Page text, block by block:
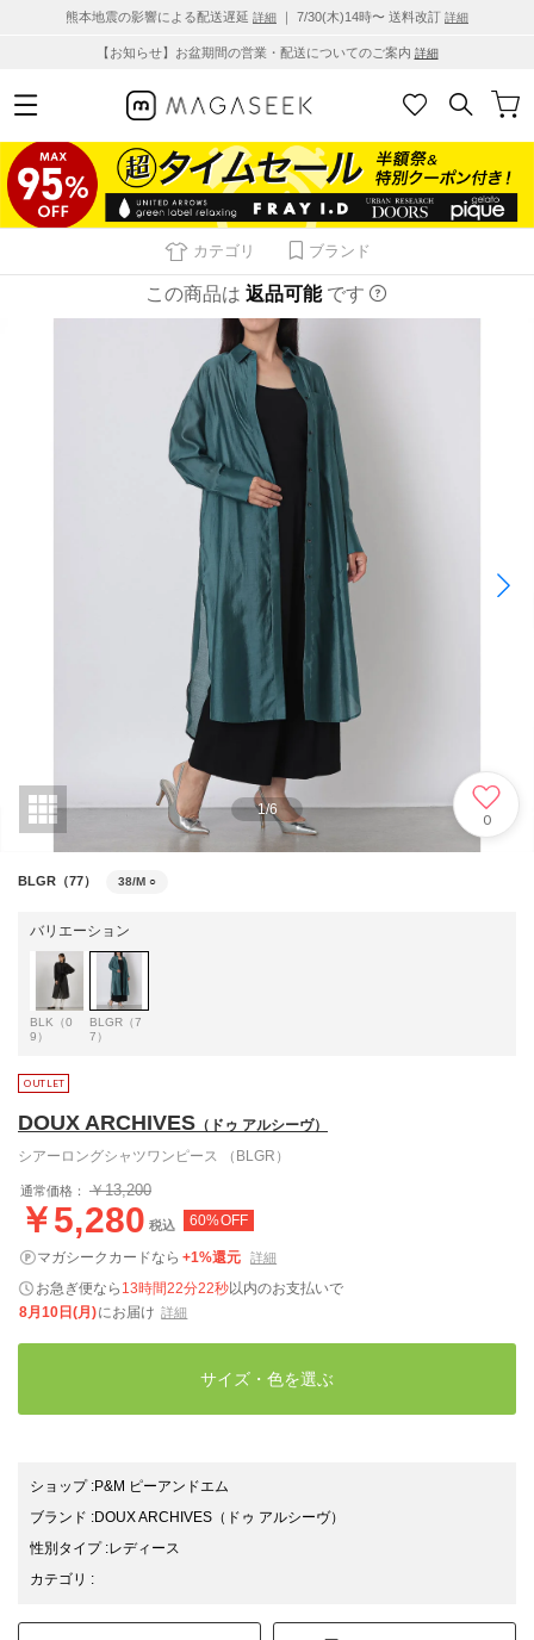
熊本地震の影響による配送遅延 詳細 ｜ 7/30(木)14時〜 送料改訂 詳細
【お知らせ】お盆期間の営業・配送についてのご案内 詳細
カテゴリ ブランド
この商品は 返品可能 です
1/6
0
BLGR（77） 38/M ○
バリエーション
BLK（0
9）
BLGR（7
7）
DOUX ARCHIVES （ドゥ アルシーヴ）
シアーロングシャツワンピース （BLGR）
通常価格： ￥13,200
￥5,280 税込 60%OFF
マガシークカードなら +1%還元 詳細
お急ぎ便なら 13時間22分21秒以内のお支払いで
8月10日(月)にお届け 詳細
サイズ・色を選ぶ
ショップ:P&M ピーアンドエム
ブランド :DOUX ARCHIVES （ドゥ アルシーヴ）
性別タイプ:レディース
カテゴリ :